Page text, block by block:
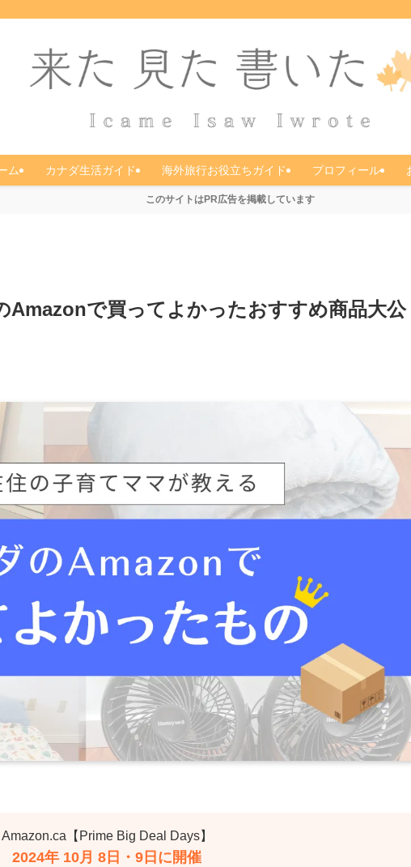
ム カナダ生活ガイド 海外旅行お役立ちガイド プロフィール
このサイトはPR広告を掲載しています
Amazonで買ってよかったおすすめ商品大公
Amazon.ca【Prime Big Deal Days】
2024年 10月 8日・9日に開催